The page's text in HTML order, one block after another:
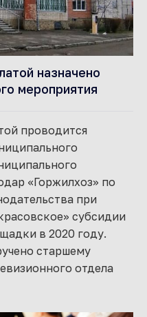
назначено
мероприятия
проводится
«Горжилхоз» по
при
субсидии
в 2020 году.
старшему
отдела